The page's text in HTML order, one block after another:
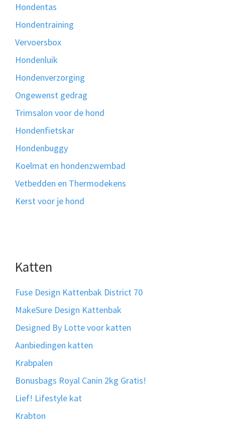
Hondentas
Hondentraining
Vervoersbox
Hondenluik
Hondenverzorging
Ongewenst gedrag
Trimsalon voor de hond
Hondenfietskar
Hondenbuggy
Koelmat en hondenzwembad
Vetbedden en Thermodekens
Kerst voor je hond
Katten
Fuse Design Kattenbak District 70
MakeSure Design Kattenbak
Designed By Lotte voor katten
Aanbiedingen katten
Krabpalen
Bonusbags Royal Canin 2kg Gratis!
Lief! Lifestyle kat
Krabton